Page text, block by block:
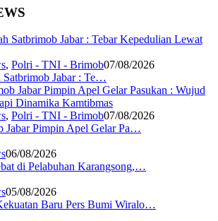
, Polri - TNI - Brimob07/08/2026
Satbrimob Jabar : Te…
, Polri - TNI - Brimob07/08/2026
Jabar Pimpin Apel Gelar Pa…
06/08/2026
di Pelabuhan Karangsong,…
05/08/2026
Baru Pers Bumi Wiralo…